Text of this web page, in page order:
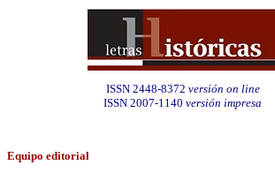
ISSN 2448-8372 versión on line
ISSN 2007-1140 versión impresa
Equipo editorial